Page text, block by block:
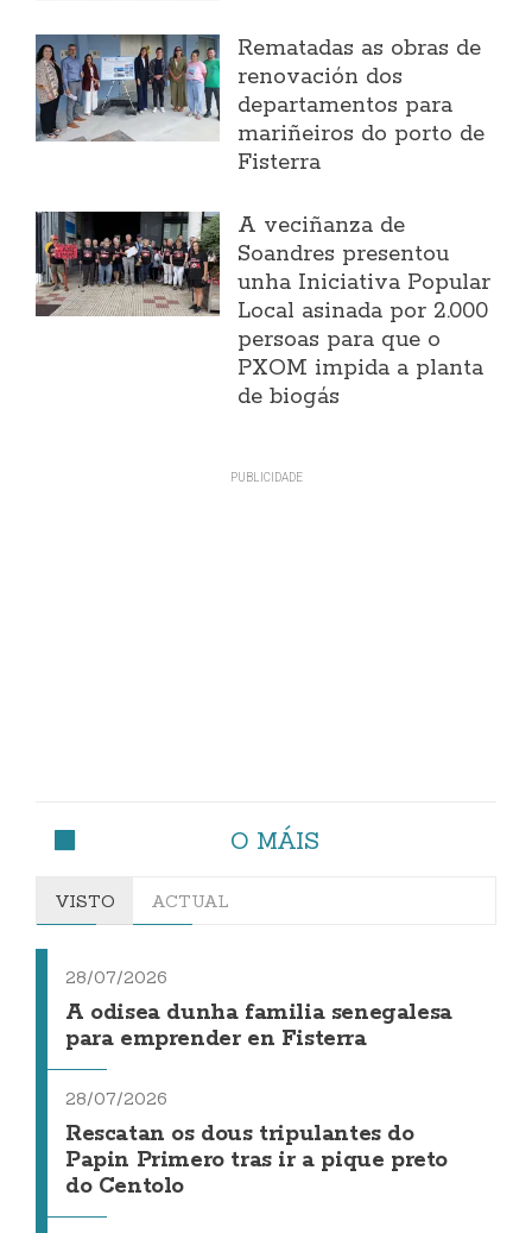
Rematadas as obras de
renovación dos
departamentos para
mariñeiros do porto de
Fisterra
A veciñanza de
Soandres presentou
unha Iniciativa Popular
Local asinada por 2.000
persoas para que o
PXOM impida a planta
de biogás
O MÁIS
VISTO ACTUAL
28/07/2026
A odisea dunha familia senegalesa
para emprender en Fisterra
28/07/2026
Rescatan os dous tripulantes do
Papin Primero tras ir a pique preto
do Centolo